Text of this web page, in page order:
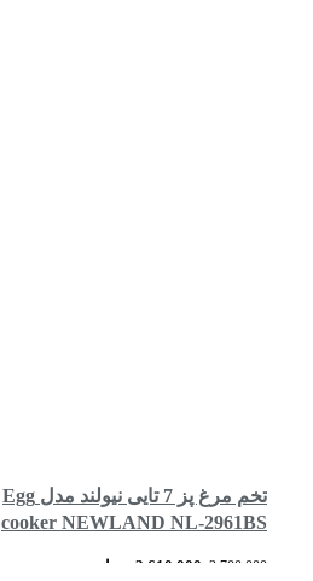
تخم مرغ پز 7 تایی نیولند مدل Egg
cooker NEWLAND NL-2961BS
3,700,000
3,610,000 تومان